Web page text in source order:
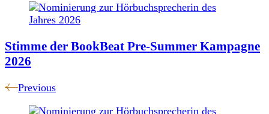
Post
Navigation
Stimme der BookBeat Pre-Summer Kampagne
2026
Previous